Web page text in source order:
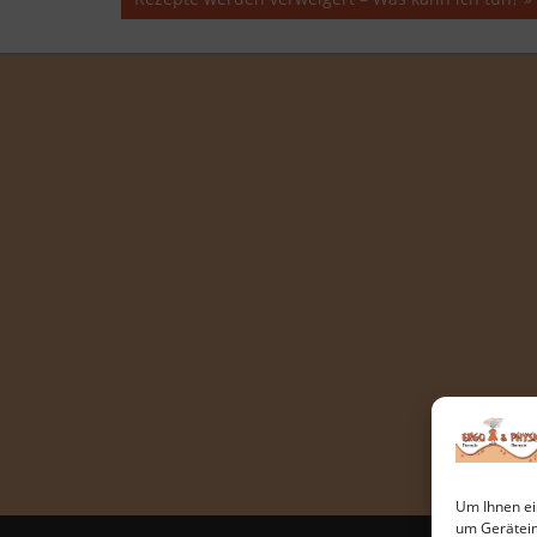
Um Ihnen
um
Beitrag: